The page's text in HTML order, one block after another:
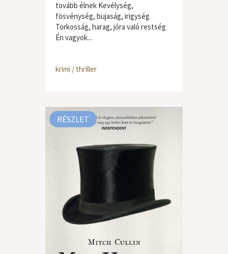
tovább élnek Kevélység,
fösvénység, bujaság, irigység
Torkosság, harag, jóra való restség
Én vagyok...
krimi / thriller
RÉSZLET